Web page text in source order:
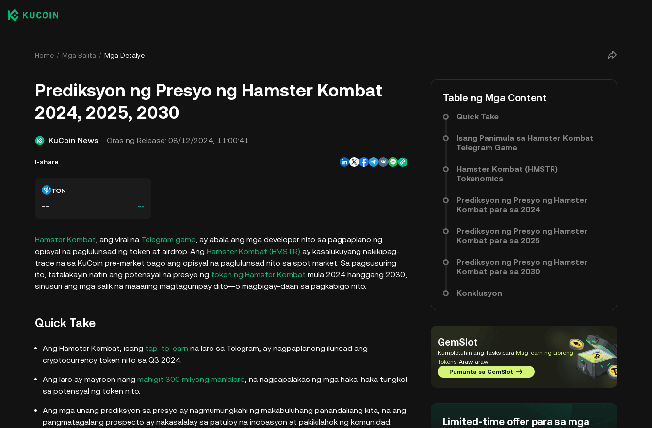
Home Mga Balita Mga Detalye
Prediksyon ng Presyo ng Hamster Kombat
2024, 2025, 2030
KuCoin News Oras ng Release: 08/12/2024, 11:00:41
I-share
TON
-- --
Hamster Kombat, ang viral na Telegram game, ay abala ang mga developer nito sa pagpaplano ng
opisyal na paglulunsad ng token at airdrop. Ang Hamster Kombat (HMSTR) ay kasalukuyang nakikipag-
trade na sa KuCoin pre-market bago ang opisyal na paglulunsad nito sa spot market. Sa pagsusuring
ito, tatalakayin natin ang potensyal na presyo ng token ng Hamster Kombat mula 2024 hanggang 2030,
sinusuri ang mga salik na maaaring magtagumpay dito—o magbigay-daan sa pagkabigo nito.
Quick Take
Ang Hamster Kombat, isang tap-to-earn na laro sa Telegram, ay nagpaplanong ilunsad ang
cryptocurrency token nito sa Q3 2024.
Ang laro ay mayroon nang mahigit 300 milyong manlalaro, na nagpapalakas ng mga haka-haka tungkol
sa potensyal ng token nito.
Ang mga unang prediksyon sa presyo ay nagmumungkahi ng makabuluhang panandaliang kita, na ang
pangmatagalang prospecto ay nakasalalay sa patuloy na inobasyon at pakikilahok ng komunidad.
Table ng Mga Content
Quick Take
Isang Panimula sa Hamster Kombat
Telegram Game
Hamster Kombat (HMSTR)
Tokenomics
Prediksyon ng Presyo ng Hamster
Kombat para sa 2024
Prediksyon ng Presyo ng Hamster
Kombat para sa 2025
Prediksyon ng Presyo ng Hamster
Kombat para sa 2030
Konklusyon
GemSlot
Kumpletuhin ang Tasks para Mag-earn ng Libreng
Tokens Araw-araw
Pumunta sa GemSlot
Limited-time offer para sa mga